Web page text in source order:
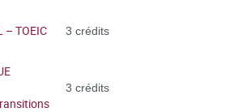
– TOEIC 3 crédits
3 crédits